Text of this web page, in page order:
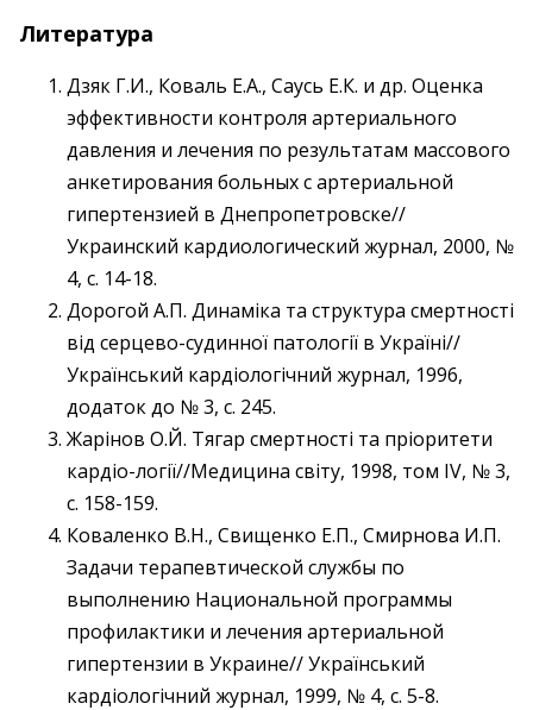
Литература
Дзяк Г.И., Коваль Е.А., Саусь Е.К. и др. Оценка
эффективности контроля артериального
давления и лечения по результатам массового
анкетирования больных с артериальной
гипертензией в Днепропетровске//
Украинский кардиологический журнал, 2000, №
4, с. 14-18.
Дорогой А.П. Динаміка та структура смертності
від серцево-судинної патології в Україні//
Український кардіологічний журнал, 1996,
додаток до № 3, с. 245.
Жарінов О.Й. Тягар смертності та пріоритети
кардіо-логії//Медицина світу, 1998, том IV, № 3,
с. 158-159.
Коваленко В.Н., Свищенко Е.П., Смирнова И.П.
Задачи терапевтической службы по
выполнению Национальной программы
профилактики и лечения артериальной
гипертензии в Украине// Український
кардіологічний журнал, 1999, № 4, с. 5-8.